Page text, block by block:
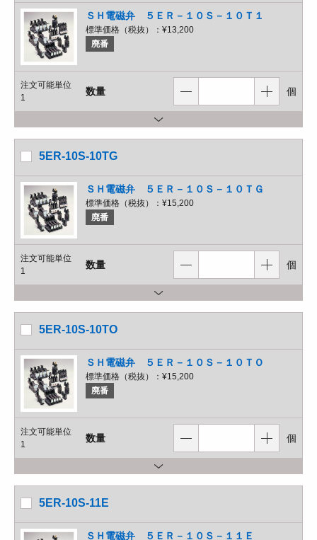
ＳＨ電磁弁 ５ＥＲ－１０Ｓ－１０Ｔ１
標準価格（税抜）： ¥13,200
廃番
注文可能単位
1
数量 個
5ER-10S-10TG
ＳＨ電磁弁 ５ＥＲ－１０Ｓ－１０ＴＧ
標準価格（税抜）： ¥15,200
廃番
注文可能単位
1
数量 個
5ER-10S-10TO
ＳＨ電磁弁 ５ＥＲ－１０Ｓ－１０ＴＯ
標準価格（税抜）： ¥15,200
廃番
注文可能単位
1
数量 個
5ER-10S-11E
ＳＨ電磁弁 ５ＥＲ－１０Ｓ－１１Ｅ